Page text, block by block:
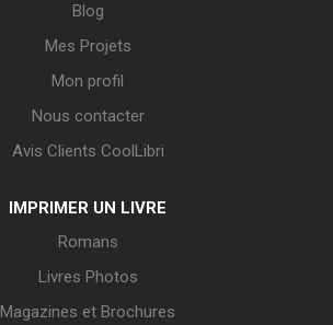
Blog
Mes Projets
Mon profil
Nous contacter
Avis Clients CoolLibri
IMPRIMER UN LIVRE
Romans
Livres Photos
Magazines et Brochures